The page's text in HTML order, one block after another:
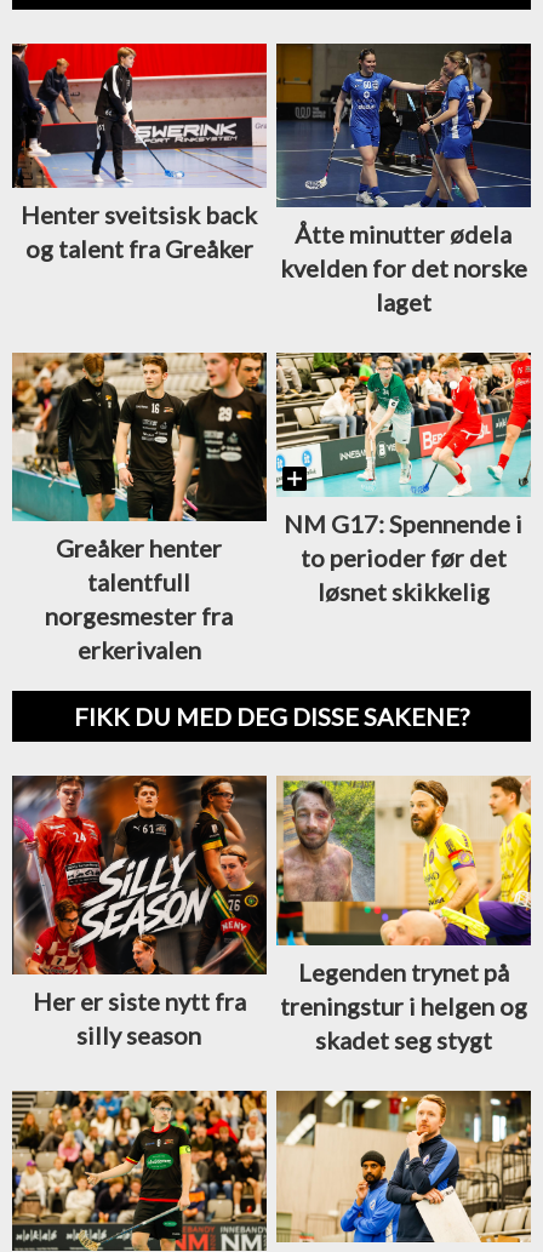
Henter sveitsisk back
og talent fra Greåker
Åtte minutter ødela
kvelden for det norske
laget
Greåker henter
talentfull
norgesmester fra
erkerivalen
NM G17: Spennende i
to perioder før det
løsnet skikkelig
FIKK DU MED DEG DISSE SAKENE?
Her er siste nytt fra
silly season
Legenden trynet på
treningstur i helgen og
skadet seg stygt